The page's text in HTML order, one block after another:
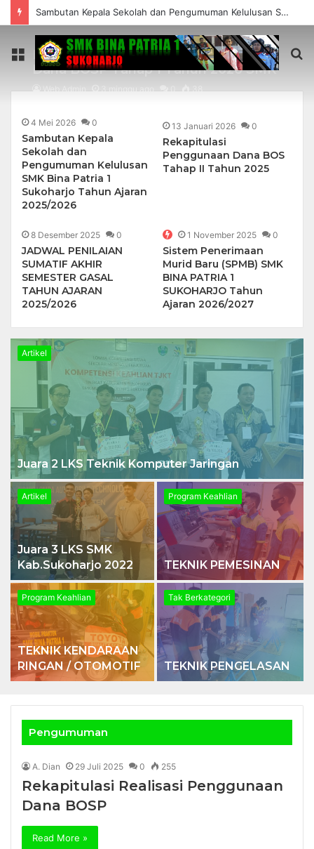
Sambutan Kepala Sekolah dan Pengumuman Kelulusan SMK Bina Patria 1 Sukoharjo Tahun Ajaran 2025/2026
Menu
Rekapitulasi Realisasi Penggunaan
Dana BOSP Tahap 1 Tahun 2026 SMK
Bina Patria 1 Sukoharjo
4 Mei 2026 0
Sambutan Kepala
Sekolah dan
Pengumuman Kelulusan
SMK Bina Patria 1
Sukoharjo Tahun Ajaran
2025/2026
13 Januari 2026 0
Rekapitulasi
Penggunaan Dana BOS
Tahap II Tahun 2025
8 Desember 2025 0
JADWAL PENILAIAN
SUMATIF AKHIR
SEMESTER GASAL
TAHUN AJARAN
2025/2026
1 November 2025 0
Sistem Penerimaan
Murid Baru (SPMB) SMK
BINA PATRIA 1
SUKOHARJO Tahun
Ajaran 2026/2027
Artikel
Juara 2 LKS Teknik Komputer Jaringan
Artikel
Juara 3 LKS SMK
Kab.Sukoharjo 2022
Program Keahlian
TEKNIK PEMESINAN
Program Keahlian
TEKNIK KENDARAAN
RINGAN / OTOMOTIF
Tak Berkategori
TEKNIK PENGELASAN
Pengumuman
A. Dian 29 Juli 2025 0 255
Rekapitulasi Realisasi Penggunaan
Dana BOSP
Read More »